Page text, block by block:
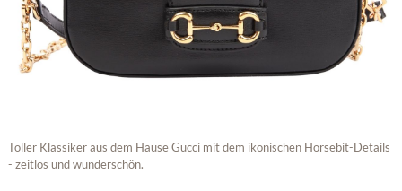
Toller Klassiker aus dem Hause Gucci mit dem ikonischen Horsebit-Details
- zeitlos und wunderschön.